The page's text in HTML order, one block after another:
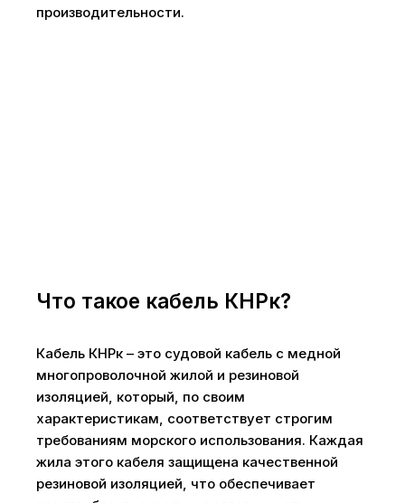
производительности.
Что такое кабель КНРк?
Кабель КНРк – это судовой кабель с медной
многопроволочной жилой и резиновой
изоляцией, который, по своим
характеристикам, соответствует строгим
требованиям морского использования. Каждая
жила этого кабеля защищена качественной
резиновой изоляцией, что обеспечивает